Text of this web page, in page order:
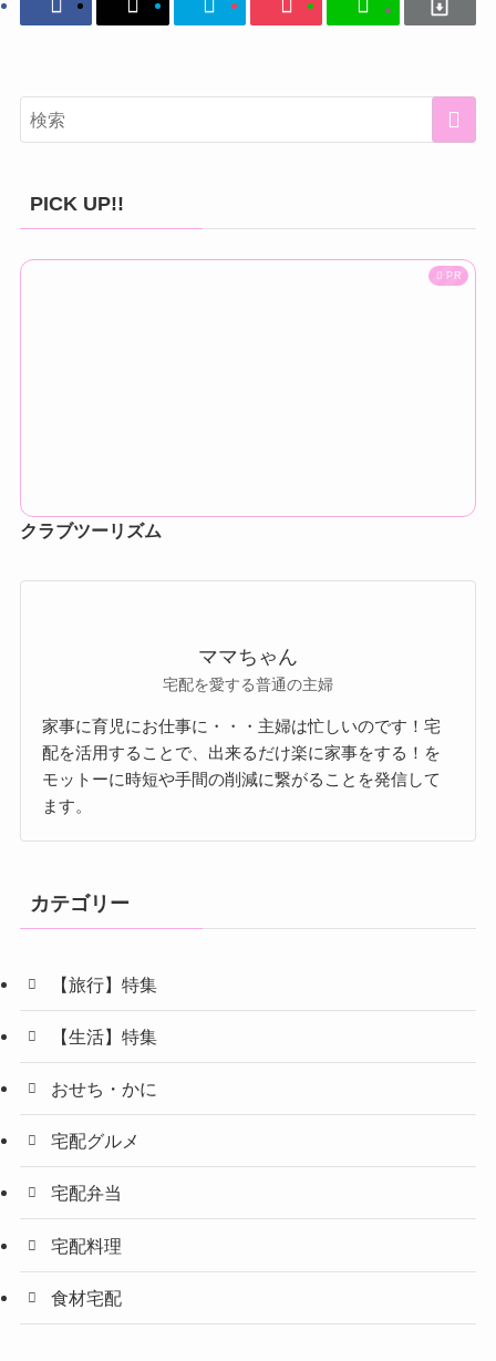
PICK UP!!
PR
クラブツーリズム
ママちゃん
宅配を愛する普通の主婦
家事に育児にお仕事に・・・主婦は忙しいのです！宅
配を活用することで、出来るだけ楽に家事をする！を
モットーに時短や手間の削減に繋がることを発信して
ます。
カテゴリー
【旅行】特集
【生活】特集
おせち・かに
宅配グルメ
宅配弁当
宅配料理
食材宅配